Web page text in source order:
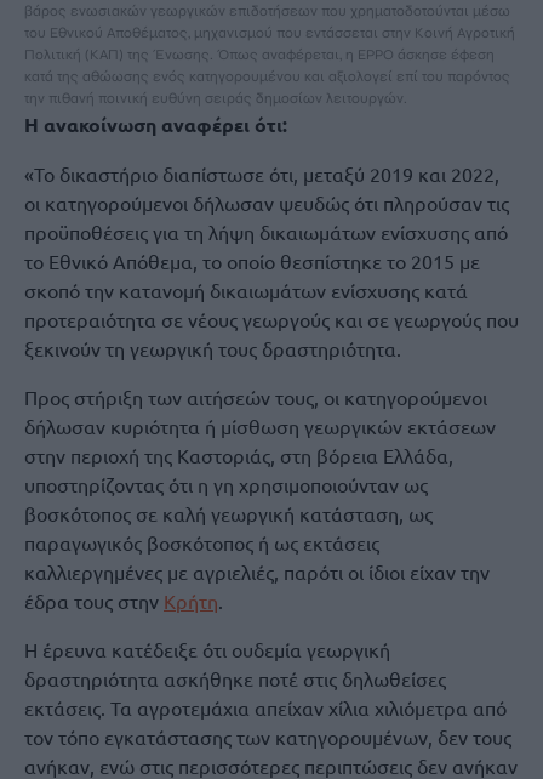
βάρος ενωσιακών γεωργικών επιδοτήσεων που χρηματοδοτούνται μέσω
του Εθνικού Αποθέματος, μηχανισμού που εντάσσεται στην Κοινή Αγροτική
Πολιτική (ΚΑΠ) της Ένωσης. Όπως αναφέρεται, η EPPO άσκησε έφεση
κατά της αθώωσης ενός κατηγορουμένου και αξιολογεί επί του παρόντος
την πιθανή ποινική ευθύνη σειράς δημοσίων λειτουργών.
Η ανακοίνωση αναφέρει ότι:
«Το δικαστήριο διαπίστωσε ότι, μεταξύ 2019 και 2022,
οι κατηγορούμενοι δήλωσαν ψευδώς ότι πληρούσαν τις
προϋποθέσεις για τη λήψη δικαιωμάτων ενίσχυσης από
το Εθνικό Απόθεμα, το οποίο θεσπίστηκε το 2015 με
σκοπό την κατανομή δικαιωμάτων ενίσχυσης κατά
προτεραιότητα σε νέους γεωργούς και σε γεωργούς που
ξεκινούν τη γεωργική τους δραστηριότητα.
Προς στήριξη των αιτήσεών τους, οι κατηγορούμενοι
δήλωσαν κυριότητα ή μίσθωση γεωργικών εκτάσεων
στην περιοχή της Καστοριάς, στη βόρεια Ελλάδα,
υποστηρίζοντας ότι η γη χρησιμοποιούνταν ως
βοσκότοπος σε καλή γεωργική κατάσταση, ως
παραγωγικός βοσκότοπος ή ως εκτάσεις
καλλιεργημένες με αγριελιές, παρότι οι ίδιοι είχαν την
έδρα τους στην Κρήτη
Η έρευνα κατέδειξε ότι ουδεμία γεωργική
δραστηριότητα ασκήθηκε ποτέ στις δηλωθείσες
εκτάσεις. Τα αγροτεμάχια απείχαν χίλια χιλιόμετρα από
τον τόπο εγκατάστασης των κατηγορουμένων, δεν τους
ανήκαν, ενώ στις περισσότερες περιπτώσεις δεν ανήκαν